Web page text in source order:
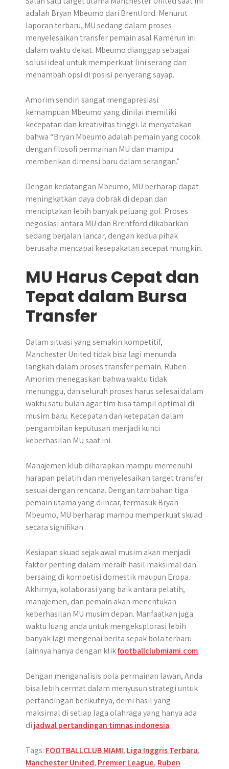
adalah Bryan Mbeumo dari Brentford. Menurut
laporan terbaru, MU sedang dalam proses
menyelesaikan transfer pemain asal Kamerun ini
dalam waktu dekat. Mbeumo dianggap sebagai
solusi ideal untuk memperkuat lini serang dan
menambah opsi di posisi penyerang sayap.
Amorim sendiri sangat mengapresiasi
kemampuan Mbeumo yang dinilai memiliki
kecepatan dan kreativitas tinggi. Ia menyatakan
bahwa “Bryan Mbeumo adalah pemain yang cocok
dengan filosofi permainan MU dan mampu
memberikan dimensi baru dalam serangan.”
Dengan kedatangan Mbeumo, MU berharap dapat
meningkatkan daya dobrak di depan dan
menciptakan lebih banyak peluang gol. Proses
negosiasi antara MU dan Brentford dikabarkan
sedang berjalan lancar, dengan kedua pihak
berusaha mencapai kesepakatan secepat mungkin.
MU Harus Cepat dan
Tepat dalam Bursa
Transfer
Dalam situasi yang semakin kompetitif,
Manchester United tidak bisa lagi menunda
langkah dalam proses transfer pemain. Ruben
Amorim menegaskan bahwa waktu tidak
menunggu, dan seluruh proses harus selesai dalam
waktu satu bulan agar tim bisa tampil optimal di
musim baru. Kecepatan dan ketepatan dalam
pengambilan keputusan menjadi kunci
keberhasilan MU saat ini.
Manajemen klub diharapkan mampu memenuhi
harapan pelatih dan menyelesaikan target transfer
sesuai dengan rencana. Dengan tambahan tiga
pemain utama yang diincar, termasuk Bryan
Mbeumo, MU berharap mampu memperkuat skuad
secara signifikan.
Kesiapan skuad sejak awal musim akan menjadi
faktor penting dalam meraih hasil maksimal dan
bersaing di kompetisi domestik maupun Eropa.
Akhirnya, kolaborasi yang baik antara pelatih,
manajemen, dan pemain akan menentukan
keberhasilan MU musim depan. Manfaatkan juga
waktu luang anda untuk mengeksplorasi lebih
banyak lagi mengenai berita sepak bola terbaru
lainnya hanya dengan klikfootballclubmiami.com.
Dengan menganalisis pola permainan lawan, Anda
bisa lebih cermat dalam menyusun strategi untuk
pertandingan berikutnya, demi hasil yang
maksimal di setiap laga olahraga yang hanya ada
di jadwal pertandingan timnas indonesia.
Tags: FOOTBALLCLUB MIAMI, Liga Inggris Terbaru,
Manchester United, Premier League, Ruben